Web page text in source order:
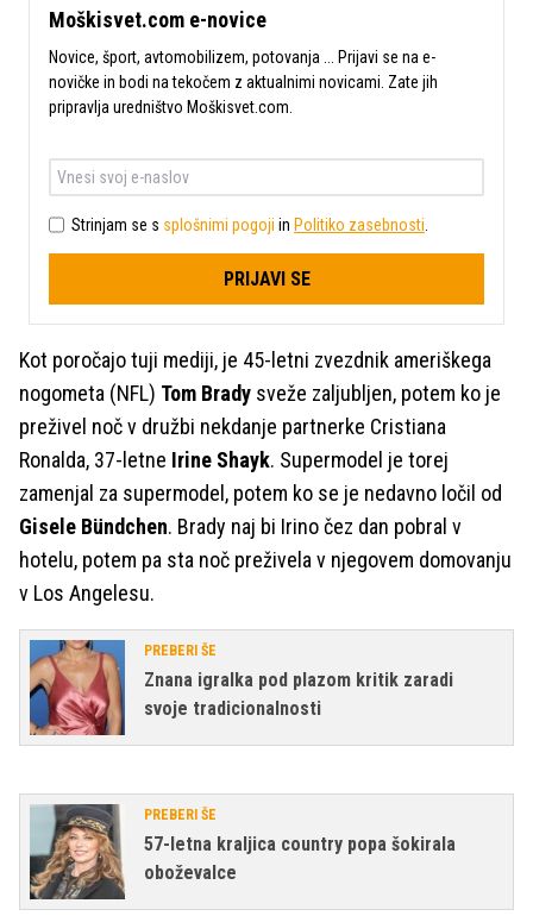
Moškisvet.com e-novice
Novice, šport, avtomobilizem, potovanja ... Prijavi se na e-
novičke in bodi na tekočem z aktualnimi novicami. Zate jih
pripravlja uredništvo Moškisvet.com.
Strinjam se s splošnimi pogoji in Politiko zasebnosti
PRIJAVI SE
Kot poročajo tuji mediji, je 45-letni zvezdnik ameriškega
nogometa (NFL) Tom Brady sveže zaljubljen, potem ko je
preživel noč v družbi nekdanje partnerke Cristiana
Ronalda, 37-letne Irine Shayk. Supermodel je torej
zamenjal za supermodel, potem ko se je nedavno ločil od
Gisele Bündchen. Brady naj bi Irino čez dan pobral v
hotelu, potem pa sta noč preživela v njegovem domovanju
v Los Angelesu.
PREBERI ŠE
Znana igralka pod plazom kritik zaradi
svoje tradicionalnosti
PREBERI ŠE
57-letna kraljica country popa šokirala
oboževalce